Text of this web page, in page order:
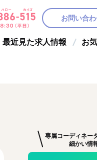
お問い合
最近見た求人情報 お
専属コーディネー
細かい情